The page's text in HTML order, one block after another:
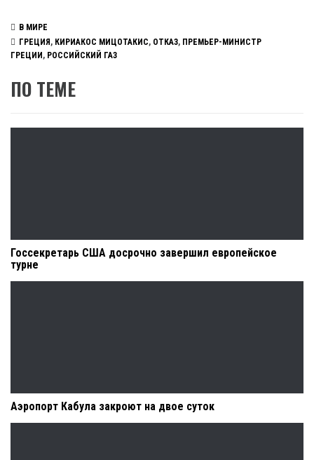
В МИРЕ
ГРЕЦИЯ , КИРИАКОС МИЦОТАКИС, ОТКАЗ, ПРЕМЬЕР-МИНИСТР
ГРЕЦИИ , РОССИЙСКИЙ ГАЗ
ПО ТЕМЕ
Госсекретарь США досрочно завершил европейское
турне
Аэропорт Кабула закроют на двое суток